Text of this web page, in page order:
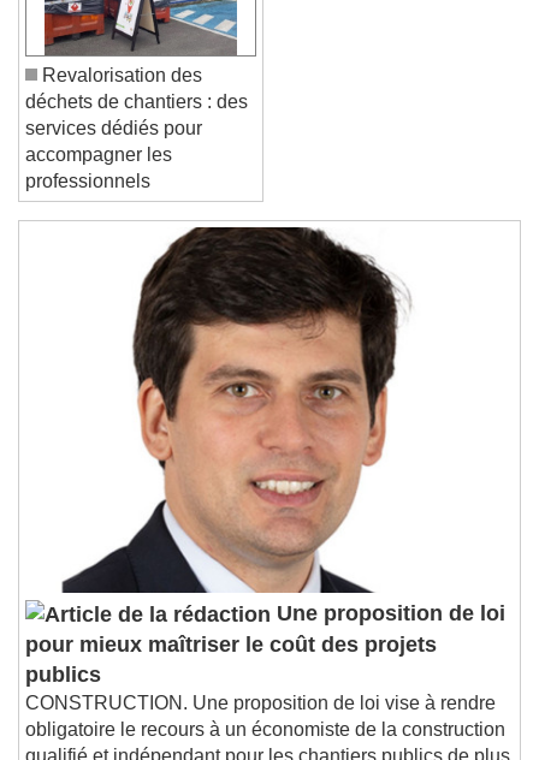
Reset
Done
Close Modal Dialog
End of dialog window.
Revalorisation des
déchets de chantiers : des
services dédiés pour
accompagner les
professionnels
Une proposition de loi
pour mieux maîtriser le coût des projets
publics
CONSTRUCTION. Une proposition de loi vise à rendre
obligatoire le recours à un économiste de la construction